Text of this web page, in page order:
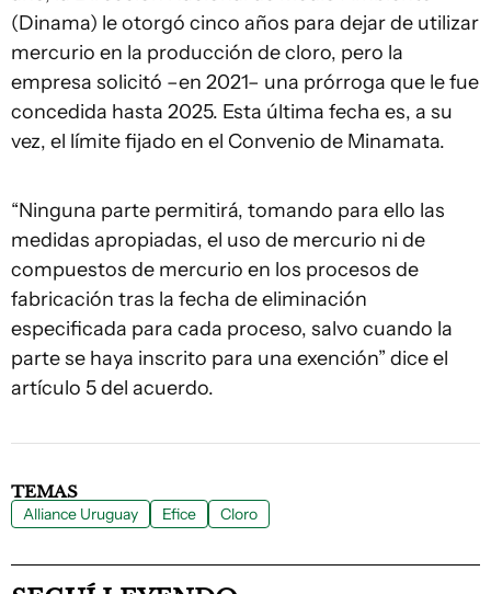
(Dinama) le otorgó cinco años para dejar de utilizar
mercurio en la producción de cloro, pero la
empresa solicitó –en 2021– una prórroga que le fue
concedida hasta 2025. Esta última fecha es, a su
vez, el límite fijado en el Convenio de Minamata.
“Ninguna parte permitirá, tomando para ello las
medidas apropiadas, el uso de mercurio ni de
compuestos de mercurio en los procesos de
fabricación tras la fecha de eliminación
especificada para cada proceso, salvo cuando la
parte se haya inscrito para una exención” dice el
artículo 5 del acuerdo.
TEMAS
Alliance Uruguay Efice Cloro